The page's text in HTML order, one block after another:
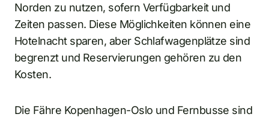
Norden zu nutzen, sofern Verfügbarkeit und
Zeiten passen. Diese Möglichkeiten können eine
Hotelnacht sparen, aber Schlafwagenplätze sind
begrenzt und Reservierungen gehören zu den
Kosten.
Die Fähre Kopenhagen-Oslo und Fernbusse sind